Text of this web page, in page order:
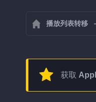
播放列表转移
获取